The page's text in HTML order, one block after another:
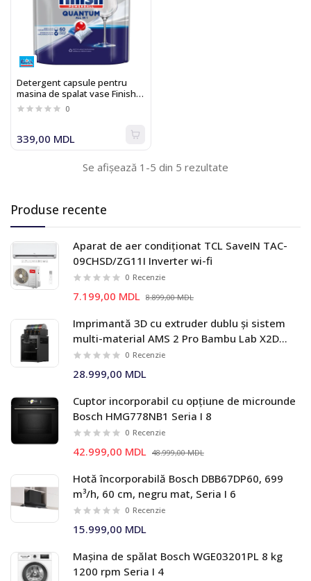
Produse recente
Aparat de aer condiționat TCL SaveIN TAC-
09CHSD/ZG11I Inverter wi-fi
0 Recenzie
7.199,00 MDL 8.899,00 MDL
Imprimantă 3D cu extruder dublu și sistem
multi-material AMS 2 Pro Bambu Lab X2D
Combo
0 Recenzie
28.999,00 MDL
Cuptor incorporabil cu opțiune de microunde
Bosch HMG778NB1 Seria I 8
0 Recenzie
42.999,00 MDL 48.999,00 MDL
Hotă încorporabilă Bosch DBB67DP60, 699
m³/h, 60 cm, negru mat, Seria I 6
0 Recenzie
15.999,00 MDL
Mașina de spălat Bosch WGE03201PL 8 kg
1200 rpm Seria I 4
Detergent capsule pentru
masina de spalat vase Finish
Quantum All-in-1 60
0
339,00 MDL
Se afișează 1-5 din 5 rezultate